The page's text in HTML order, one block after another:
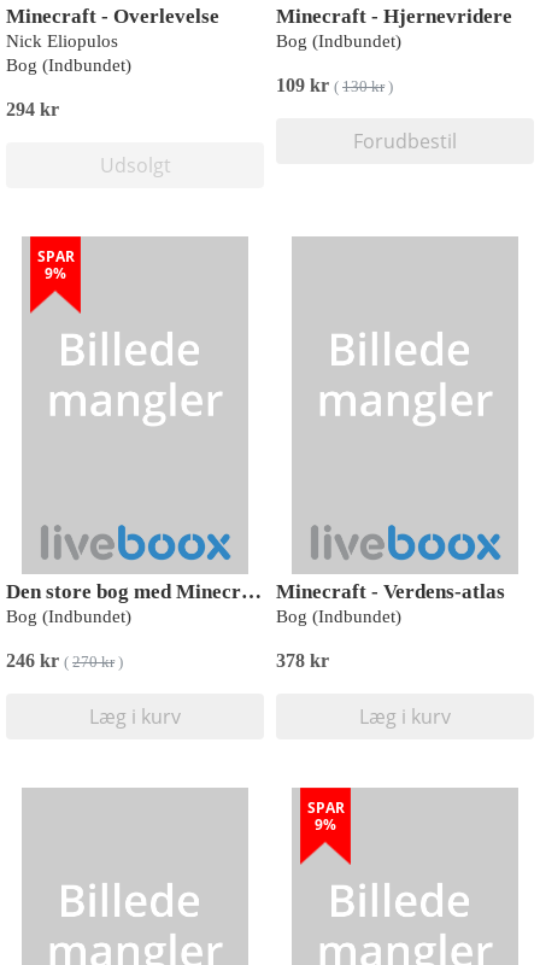
Minecraft - Overlevelse
Nick Eliopulos
Bog (Indbundet)
294 kr
Udsolgt
Minecraft - Hjernevridere
Bog (Indbundet)
109 kr ( 130 kr)
Forudbestil
SPAR
9%
Den store bog med Minecraft ideer
Bog (Indbundet)
246 kr ( 270 kr)
Læg i kurv
Minecraft - Verdens-atlas
Bog (Indbundet)
378 kr
Læg i kurv
SPAR
9%